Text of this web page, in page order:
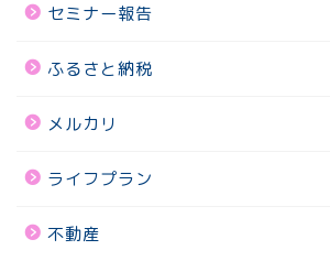
セミナー報告
ふるさと納税
メルカリ
ライフプラン
不動産